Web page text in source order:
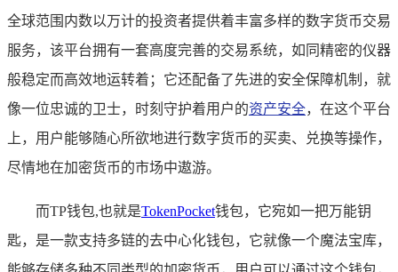
全球范围内数以万计的投资者提供着丰富多样的数字货币交易
服务，该平台拥有一套高度完善的交易系统，如同精密的仪器
般稳定而高效地运转着；它还配备了先进的安全保障机制，就
像一位忠诚的卫士，时刻守护着用户的资产安全，在这个平台
上，用户能够随心所欲地进行数字货币的买卖、兑换等操作，
尽情地在加密货币的市场中遨游。
而TP钱包,也就是TokenPocket钱包，它宛如一把万能钥
匙，是一款支持多链的去中心化钱包，它就像一个魔法宝库，